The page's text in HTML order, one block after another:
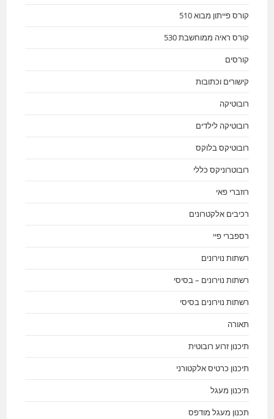
קורס פייתון מבוא 510
קורס ראיה ממוחשבת 530
קורסים
קישורים וכתובות
רובוטיקה
רובוטיקה לילדים
רובוטיקס בלוקס
רובוטרוניקס כללי
רוזברי פאי
רכיבים אלקטרונים
רספברי פיי
רשתות נוירונים
רשתות נוירונים – בסיסי
רשתות נוירונים בסיסי
תאורה
תיכנון זרוע רובוטית
תיכנון כרטיס אלקטורני
תיכנון מעגל
תכנון מעגל מודפס